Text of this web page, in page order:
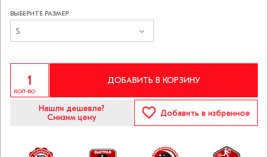
ВЫБЕРИТЕ РАЗМЕР
S
КОЛ-ВО
ДОБАВИТЬ В КОРЗИНУ
Нашли дешевле?
Снизим цену
Добавить в избранное